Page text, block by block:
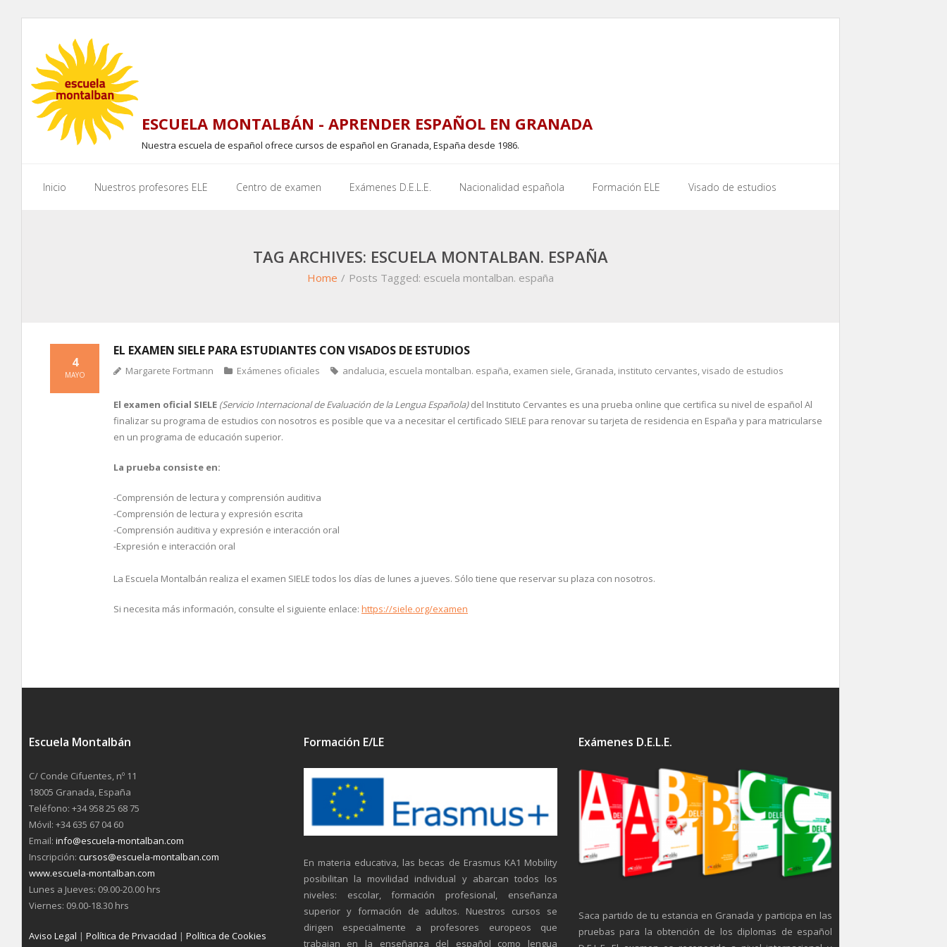
content
ESCUELA MONTALBÁN - APRENDER ESPAÑOL EN GRANADA
Nuestra escuela de español ofrece cursos de español en Granada, España desde 1986.
Inicio Nuestros profesores ELE Centro de examen Exámenes D.E.L.E. Nacionalidad española Formación ELE Visado de estudios
TAG ARCHIVES: ESCUELA MONTALBAN. ESPAÑA
Home / Posts Tagged: escuela montalban. españa
EL EXAMEN SIELE PARA ESTUDIANTES CON VISADOS DE ESTUDIOS
4
MAYO Margarete Fortmann Exámenes oficiales andalucia, escuela montalban. españa, examen siele, Granada, instituto cervantes,visado de estudios
El examen oficial SIELE (Servicio Internacional de Evaluación de la Lengua Española)del Instituto Cervantes es una prueba online que certifica su nivel de español Al
finalizar su programa de estudios con nosotros es posible que va a necesitar el certificado SIELE para renovar su tarjeta de residencia en España y para matricularse
en un programa de educación superior.
La prueba consiste en:
-Comprensión de lectura y comprensión auditiva
-Comprensión de lectura y expresión escrita
-Comprensión auditiva y expresión e interacción oral
-Expresión e interacción oral
La Escuela Montalbán realiza el examen SIELE todos los días de lunes a jueves. Sólo tiene que reservar su plaza con nosotros.
Si necesita más información, consulte el siguiente enlace: https://siele.org/examen
Escuela Montalbán
C/ Conde Cifuentes, nº 11
18005 Granada, España
Teléfono: +34 958 25 68 75
Móvil: +34 635 67 04 60
Email: info@escuela-montalban.com
Inscripción: cursos@escuela-montalban.com
www.escuela-montalban.com
Lunes a Jueves: 09.00-20.00 hrs
Viernes: 09.00-18.30 hrs
Aviso Legal | Política de Privacidad | Política de Cookies
Formación E/LE
En materia educativa, las becas de Erasmus KA1 Mobility
posibilitan la movilidad individual y abarcan todos los
niveles: escolar, formación profesional, enseñanza
superior y formación de adultos. Nuestros cursos se
dirigen especialmente a profesores europeos que
trabajan en la enseñanza del español como lengua
Exámenes D.E.L.E.
Saca partido de tu estancia en Granada y participa en las
pruebas para la obtención de los diplomas de español